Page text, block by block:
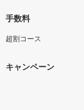
手数料
超割コース
キャンペーン